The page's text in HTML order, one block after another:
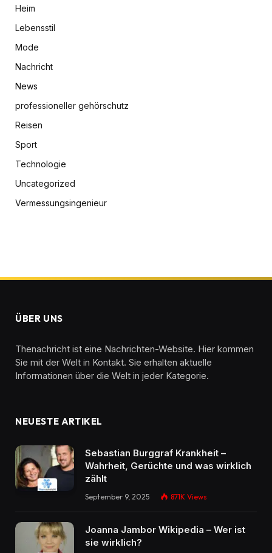
Heim
Lebensstil
Mode
Nachricht
News
professioneller gehörschutz
Reisen
Sport
Technologie
Uncategorized
Vermessungsingenieur
ÜBER UNS
Thenachricht ist eine Nachrichten-Website. Hier kommen
Sie mit der Welt in Kontakt. Sie erhalten aktuelle
Informationen über die Welt in jeder Kategorie.
NEUESTE ARTIKEL
Sebastian Burggraf Krankheit –
Wahrheit, Gerüchte und was wirklich
zählt
September 9, 2025 871K Views
Joanna Jambor Wikipedia – Wer ist
sie wirklich?